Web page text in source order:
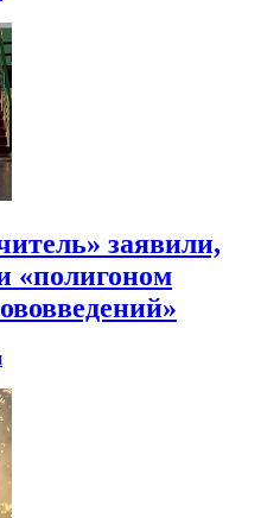
заявили,
«полигоном